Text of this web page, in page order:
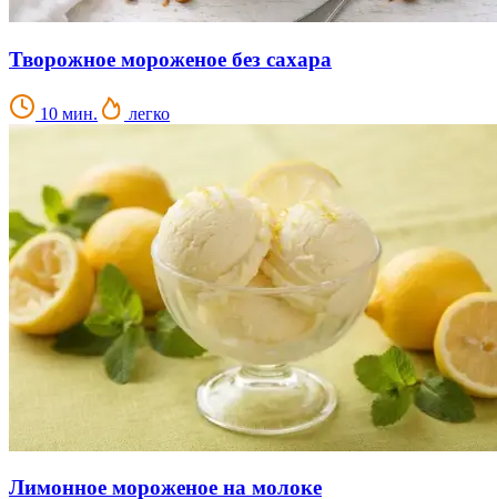
Творожное мороженое без сахара
10 мин. легко
Лимонное мороженое на молоке